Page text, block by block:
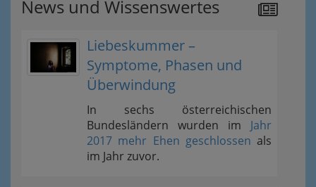
News und Wissenswertes
Liebeskummer –
Symptome, Phasen und
Überwindung
In sechs österreichischen
Bundesländern wurden im Jahr
2017 mehr Ehen geschlossen als
im Jahr zuvor.